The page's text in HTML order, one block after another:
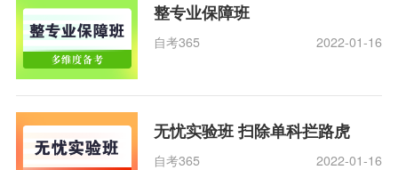
整专业保障班
自考365 2022-01-16
无忧实验班 扫除单科拦路虎
自考365 2022-01-16